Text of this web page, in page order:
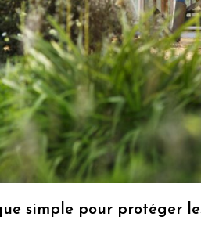
simple pour protéger